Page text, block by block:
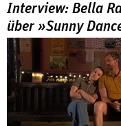
Interview: Bella
über »Sunny